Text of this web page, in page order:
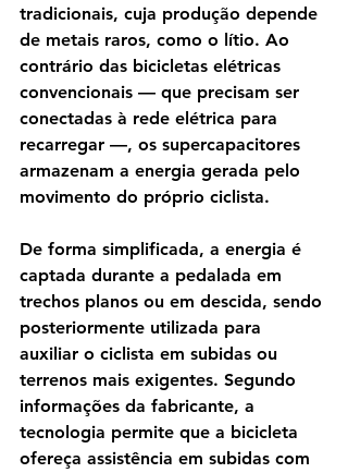
tradicionais, cuja produção depende
de metais raros, como o lítio. Ao
contrário das bicicletas elétricas
convencionais — que precisam ser
conectadas à rede elétrica para
recarregar —, os supercapacitores
armazenam a energia gerada pelo
movimento do próprio ciclista.
De forma simplificada, a energia é
captada durante a pedalada em
trechos planos ou em descida, sendo
posteriormente utilizada para
auxiliar o ciclista em subidas ou
terrenos mais exigentes. Segundo
informações da fabricante, a
tecnologia permite que a bicicleta
ofereça assistência em subidas com